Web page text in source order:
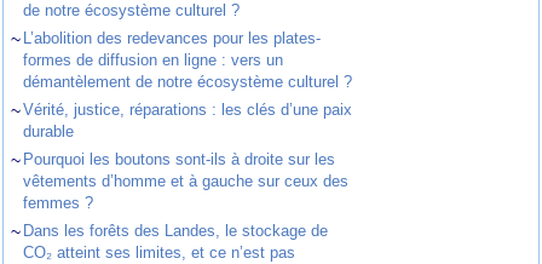
de notre écosystème culturel ?
~ L’abolition des redevances pour les plates-
formes de diffusion en ligne : vers un
démantèlement de notre écosystème culturel ?
~Vérité, justice, réparations : les clés d’une paix
durable
~ Pourquoi les boutons sont-ils à droite sur les
vêtements d’homme et à gauche sur ceux des
femmes ?
~ Dans les forêts des Landes, le stockage de
CO₂ atteint ses limites, et ce n’est pas